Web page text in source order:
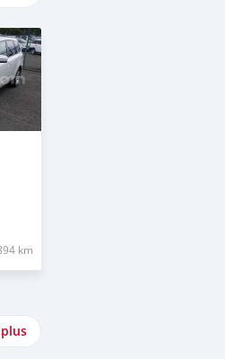
km